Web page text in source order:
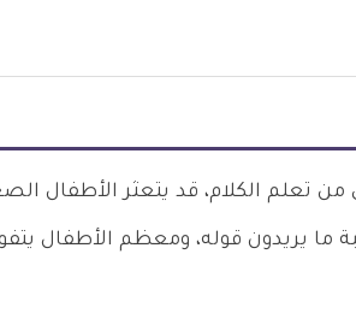
تعلم الكلام، قد يتعثر الأطفال
ما يريدون قوله، ومعظم الأطفال